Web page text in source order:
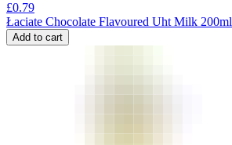
£0.79
Łaciate Chocolate Flavoured Uht Milk 200ml
Add to cart